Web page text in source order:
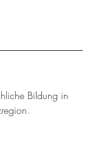
Bildung in